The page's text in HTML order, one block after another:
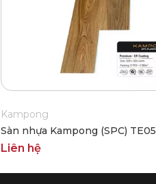
Kampong
Sàn nhựa Kampong (SPC) TE05
Liên hệ